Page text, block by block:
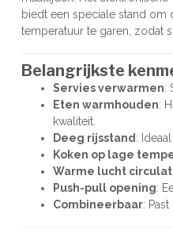
biedt een speciale stand om
temperatuur te garen, zodat
Belangrijkste
Servies verwarmen:
Eten warmhouden:
kwaliteit.
Deeg rijsstand :
Koken op lage
Warme lucht
Push-pull opening:
Combineerbaar: